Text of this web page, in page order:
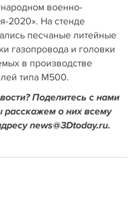
военно-
2020». На стенде
песчаные литейные
газопровода и головки
в производстве
типа М500.
Поделитесь с нами
о них всему
news@3Dtoday.ru.